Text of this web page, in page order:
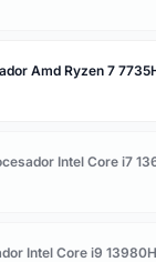
Amd Ryzen 7
Intel Core i7
Intel Core i9